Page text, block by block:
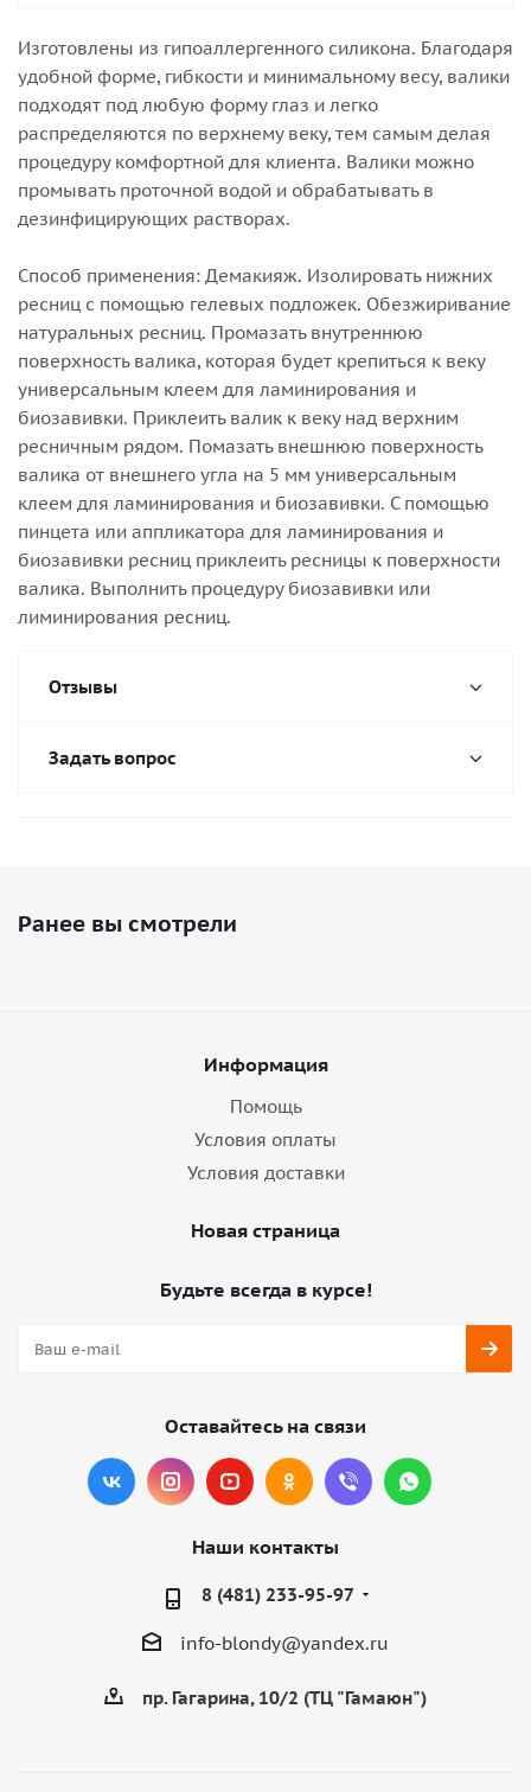
Изготовлены из гипоаллергенного силикона. Благодаря
удобной форме, гибкости и минимальному весу, валики
подходят под любую форму глаз и легко
распределяются по верхнему веку, тем самым делая
процедуру комфортной для клиента. Валики можно
промывать проточной водой и обрабатывать в
дезинфицирующих растворах.
Способ применения: Демакияж. Изолировать нижних
ресниц с помощью гелевых подложек. Обезжиривание
натуральных ресниц. Промазать внутреннюю
поверхность валика, которая будет крепиться к веку
универсальным клеем для ламинирования и
биозавивки. Приклеить валик к веку над верхним
ресничным рядом. Помазать внешнюю поверхность
валика от внешнего угла на 5 мм универсальным
клеем для ламинирования и биозавивки. С помощью
пинцета или аппликатора для ламинирования и
биозавивки ресниц приклеить ресницы к поверхности
валика. Выполнить процедуру биозавивки или
лиминирования ресниц.
Отзывы
Задать вопрос
Ранее вы смотрели
Информация
Помощь
Условия оплаты
Условия доставки
Новая страница
Будьте всегда в курсе!
Оставайтесь на связи
Наши контакты
8 (481) 233-95-97
info-blondy@yandex.ru
пр. Гагарина, 10/2 (ТЦ "Гамаюн")